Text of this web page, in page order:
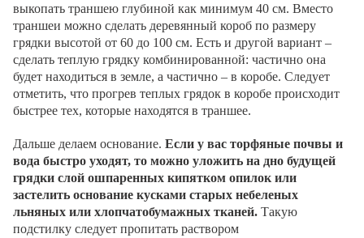
выкопать траншею глубиной как минимум 40 см. Вместо
траншеи можно сделать деревянный короб по размеру
грядки высотой от 60 до 100 см. Есть и другой вариант –
сделать теплую грядку комбинированной: частично она
будет находиться в земле, а частично – в коробе. Следует
отметить, что прогрев теплых грядок в коробе происходит
быстрее тех, которые находятся в траншее.
Дальше делаем основание. Если у вас торфяные почвы и
вода быстро уходят, то можно уложить на дно будущей
грядки слой ошпаренных кипятком опилок или
застелить основание кусками старых небеленых
льняных или хлопчатобумажных тканей. Такую
подстилку следует пропитать раствором